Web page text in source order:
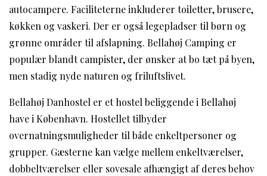
autocampere. Faciliteterne inkluderer toiletter, brusere,
køkken og vaskeri. Der er også legepladser til børn og
grønne områder til afslapning. Bellahøj Camping er
populær blandt campister, der ønsker at bo tæt på byen,
men stadig nyde naturen og friluftslivet.
Bellahøj Danhostel er et hostel beliggende i Bellahøj
have i København. Hostellet tilbyder
overnatningsmuligheder til både enkeltpersoner og
grupper. Gæsterne kan vælge mellem enkeltværelser,
dobbeltværelser eller sovesale afhængigt af deres behov